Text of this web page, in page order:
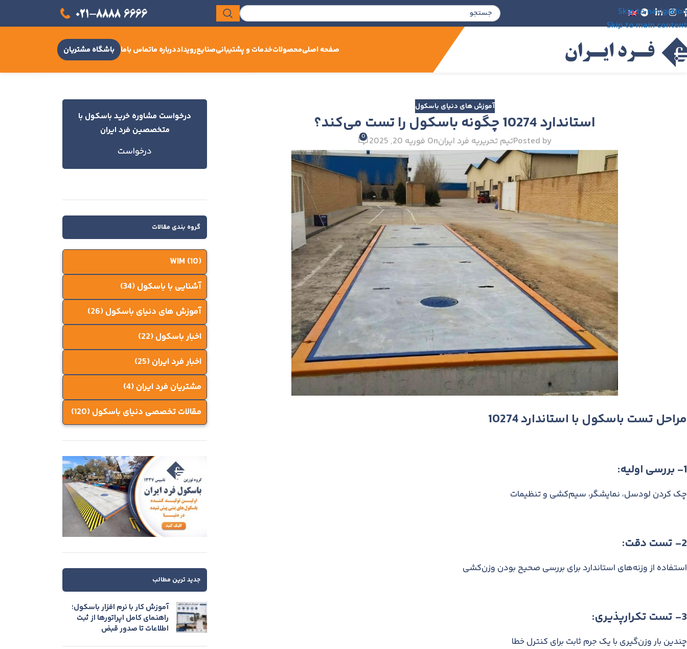
Skip to navigation
Skip to main content
صفحه اصلیمحصولاتخدمات و پشتیبانیصنایعرویداددرباره ماتماس باما باشگاه مشتریان
آموزش های دنیای باسکول
استاندارد 10274 چگونه باسکول را تست می‌کند؟
Posted byتیم تحریریه فرد ایرانOn فوریه 20, 2025 0
مراحل تست باسکول با استاندارد 10274
1- بررسی اولیه:
چک کردن لودسل، نمایشگر، سیم‌کشی و تنظیمات
2- تست دقت:
استفاده از وزنه‌های استاندارد برای بررسی صحیح بودن وزن‌کشی
3- تست تکرارپذیری:
چندین بار وزن‌گیری با یک جرم ثابت برای کنترل خطا
درخواست مشاوره خرید باسکول با
متخصصین فرد ایران
درخواست
گروه بندی مقالات
WIM (10)
آشنایی با باسکول(34)
آموزش های دنیای باسکول(26)
اخبار باسکول(22)
اخبار فرد ایران(25)
مشتریان فرد ایران(4)
مقالات تخصصی دنیای باسکول(120)
جدید ترین مطالب
آموزش کار با نرم افزار باسکول؛
راهنمای کامل اپراتورها از ثبت
اطلاعات تا صدور قبض